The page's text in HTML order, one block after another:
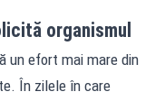
organismul
un efort mai mare din
În zilele în care